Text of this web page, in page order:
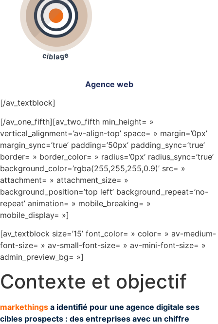
Agence web
[/av_textblock]
[/av_one_fifth][av_two_fifth min_height= »
vertical_alignment=’av-align-top’ space= » margin=’0px’
margin_sync=’true’ padding=’50px’ padding_sync=’true’
border= » border_color= » radius=’0px’ radius_sync=’true’
background_color=’rgba(255,255,255,0.9)’ src= »
attachment= » attachment_size= »
background_position=’top left’ background_repeat=’no-
repeat’ animation= » mobile_breaking= »
mobile_display= »]
[av_textblock size=’15’ font_color= » color= » av-medium-
font-size= » av-small-font-size= » av-mini-font-size= »
admin_preview_bg= »]
Contexte et objectif
markethings a identifié pour une agence digitale ses
cibles prospects : des entreprises avec un chiffre